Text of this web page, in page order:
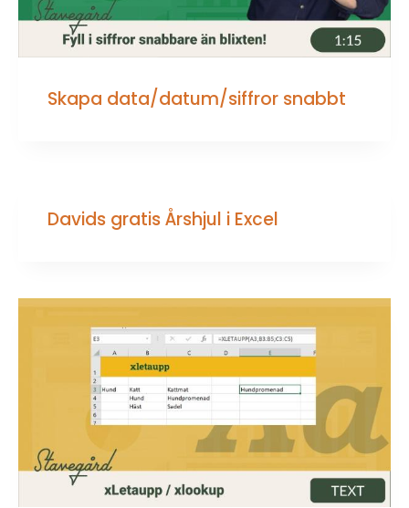
Skapa data/datum/siffror snabbt
Davids gratis Årshjul i Excel